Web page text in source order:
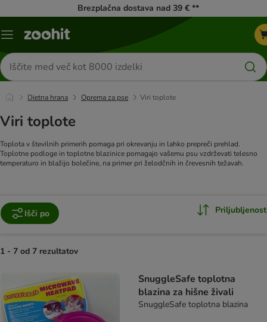
Brezplačna dostava nad 39 € **
Meni
Iskanje
izdelkov
Dietna hrana Oprema za pse Viri toplote
Viri toplote
Toplota v številnih primerih pomaga pri okrevanju in lahko prepreči prehlad.
Toplotne podloge in toplotne blazinice pomagajo vašemu psu vzdrževati telesno
temperaturo in blažijo bolečine, na primer pri želodčnih in črevesnih težavah.
Išči po Priljubljenost
1 - 7 od 7 rezultatov
SnuggleSafe toplotna
blazina za hišne živali
SnuggleSafe toplotna blazina